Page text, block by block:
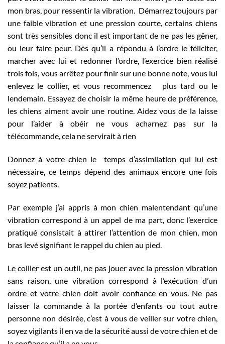
mon bras, pour ressentir la vibration. Démarrez toujours par
une faible vibration et une pression courte, certains chiens
sont très sensibles donc il est important de ne pas les gêner,
ou leur faire peur. Dès qu’il a répondu à l’ordre le féliciter,
marcher avec lui et redonner l’ordre, l’exercice bien réalisé
trois fois, vous arrêtez pour finir sur une bonne note, vous lui
enlevez le collier, et vous recommencez plus tard ou le
lendemain. Essayez de choisir la même heure de préférence,
les chiens aiment avoir une routine. Aidez vous de la laisse
pour l’aider à obéir ne vous acharnez pas sur la
télécommande, cela ne servirait à rien
Donnez à votre chien le temps d’assimilation qui lui est
nécessaire, ce temps dépend des animaux encore une fois
soyez patients.
Par exemple j’ai appris à mon chien malentendant qu’une
vibration correspond à un appel de ma part, donc l’exercice
pratiqué consistait à attirer l’attention de mon chien, mon
bras levé signifiant le rappel du chien au pied.
Le collier est un outil, ne pas jouer avec la pression vibration
sans raison, une vibration correspond à l’exécution d’un
ordre et votre chien doit avoir confiance en vous. Ne pas
laisser la commande à la portée d’enfants ou tout autre
personne non désirée, c’est à vous de veiller sur votre chien,
soyez vigilants il en va de la sécurité aussi de votre chien et de